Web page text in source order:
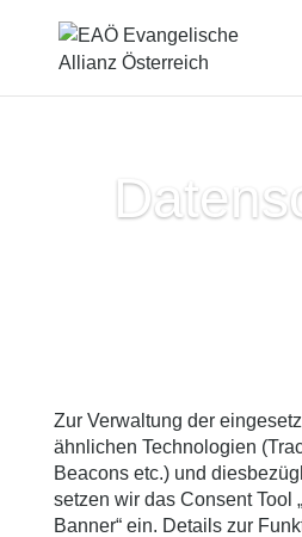
Zur Verwaltung der
ähnlichen Technologien
Beacons etc.) und
setzen wir das Consent Tool
Banner“ ein. Details zur